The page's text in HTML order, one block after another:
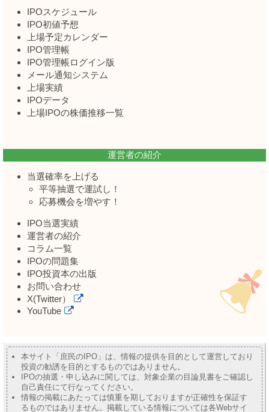
IPOスケジュール
IPO初値予想
上場予定カレンダー
IPO管理帳
IPO管理帳ログイン版
メール通知システム
上場実績
IPOデータ
上場IPOの株価推移一覧
運営者の紹介
当選確率を上げる
平等抽選で運試し！
応募機会を増やす！
IPO当選実績
運営者の紹介
コラム一覧
IPOの問題集
IPO投資本の出版
お問い合わせ
X(Twitter）
YouTube
本サイト「庶民のIPO」は、情報の提供を目的として運営しており
投資の勧誘を目的とするものではありません。
IPOの抽選・申し込みに関しては、対象企業の目論見書をご確認し
自己責任にて行なってください。
情報の掲載にあたっては慎重を期しておりますが正確性を保証す
るものではありません。掲載している情報については各Webサイ